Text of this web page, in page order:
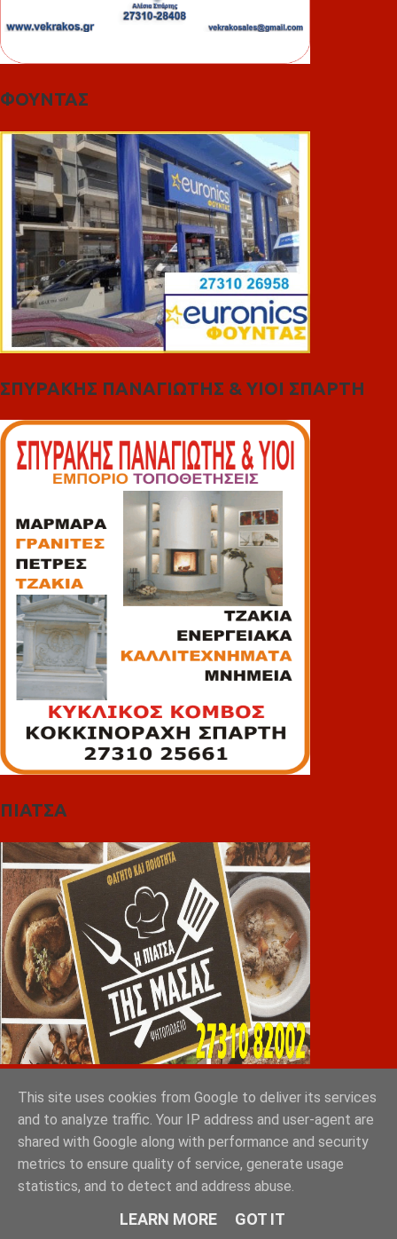
ΦΟΥΝΤΑΣ
ΣΠΥΡΑΚΗΣ ΠΑΝΑΓΙΩΤΗΣ & YIOI ΣΠΑΡΤΗ
ΠΙΑΤΣΑ
Greek Exports Directory
Tokyo 2023: Sakellaropoulos Organic Farms with
the ultimate 10 out of 10
GRAD ΔΙΕΘΝΗ ΜΕΣΙΤΙΚΑ ΓΡΑΦΕΙΑ ΑΘΗΝΑ
ΣΠΑΡΤΗ ΛΑΚΩΝΙΑ
This site uses cookies from Google to deliver its services
and to analyze traffic. Your IP address and user-agent are
shared with Google along with performance and security
metrics to ensure quality of service, generate usage
statistics, and to detect and address abuse.
LEARN MORE GOT IT